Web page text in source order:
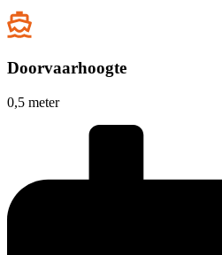
Doorvaarhoogte
0,5 meter